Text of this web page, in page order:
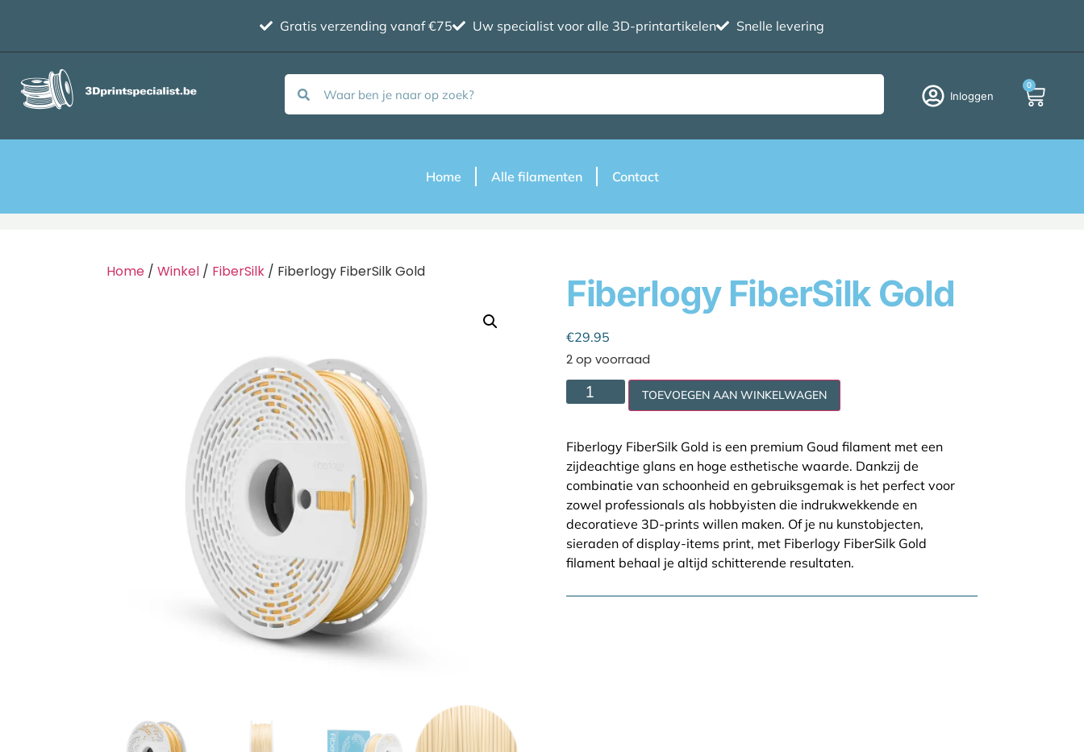
Gratis verzending vanaf €75 Uw specialist voor alle 3D-printartikelen Snelle levering
Inloggen
0
Home Alle filamenten Contact
Home / Winkel / FiberSilk / Fiberlogy FiberSilk Gold
Fiberlogy FiberSilk Gold
€29.95
2 op voorraad
TOEVOEGEN AAN WINKELWAGEN
Fiberlogy FiberSilk Gold is een premium Goud filament met een
zijdeachtige glans en hoge esthetische waarde. Dankzij de
combinatie van schoonheid en gebruiksgemak is het perfect voor
zowel professionals als hobbyisten die indrukwekkende en
decoratieve 3D-prints willen maken. Of je nu kunstobjecten,
sieraden of display-items print, met Fiberlogy FiberSilk Gold
filament behaal je altijd schitterende resultaten.